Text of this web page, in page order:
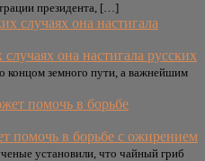
президента, […]
она настигала русских
концом земного пути, а важнейшим
помочь в борьбе с ожирением
установили, что чайный гриб